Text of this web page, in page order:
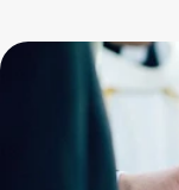
成表演，不如回到真
慢慢變好。